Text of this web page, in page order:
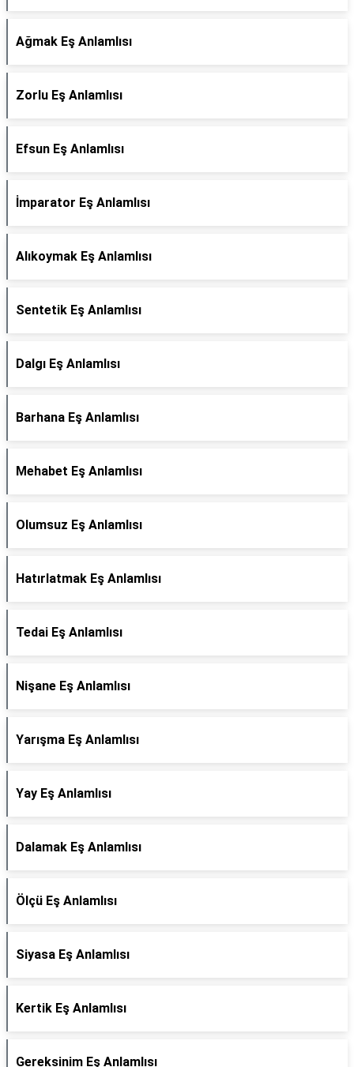
Ağmak Eş Anlamlısı
Zorlu Eş Anlamlısı
Efsun Eş Anlamlısı
İmparator Eş Anlamlısı
Alıkoymak Eş Anlamlısı
Sentetik Eş Anlamlısı
Dalgı Eş Anlamlısı
Barhana Eş Anlamlısı
Mehabet Eş Anlamlısı
Olumsuz Eş Anlamlısı
Hatırlatmak Eş Anlamlısı
Tedai Eş Anlamlısı
Nişane Eş Anlamlısı
Yarışma Eş Anlamlısı
Yay Eş Anlamlısı
Dalamak Eş Anlamlısı
Ölçü Eş Anlamlısı
Siyasa Eş Anlamlısı
Kertik Eş Anlamlısı
Gereksinim Eş Anlamlısı